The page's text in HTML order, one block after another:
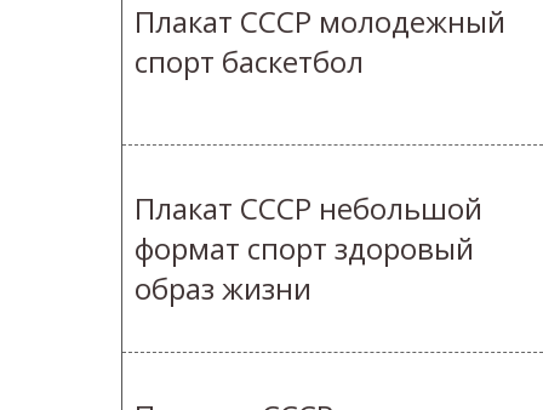
Плакат СССР молодежный
спорт баскетбол
Плакат СССР небольшой
формат спорт здоровый
образ жизни